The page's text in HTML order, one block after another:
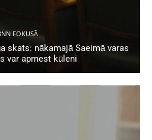
FOKUSĀ
skats: nākamajā Saeimā varas
var apmest kūleni